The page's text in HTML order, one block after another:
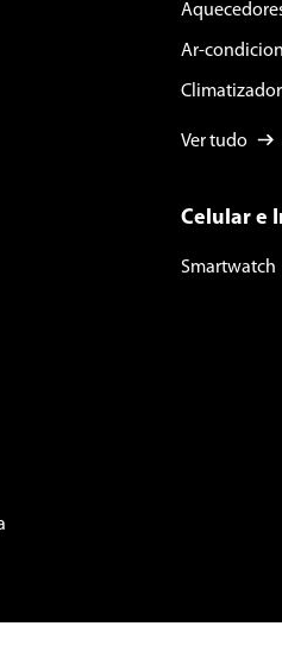
Ar-
Ver tudo
Celular e
Smartwatch